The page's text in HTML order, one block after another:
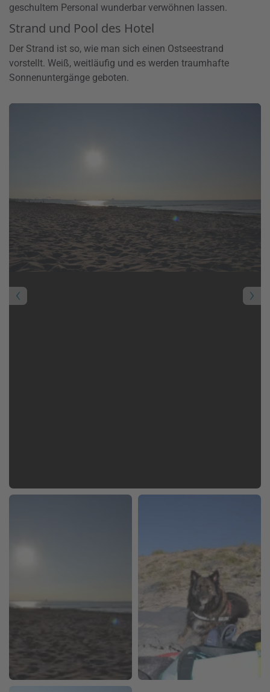
geschultem Personal wunderbar verwöhnen lassen.
Strand und Pool des Hotel
Der Strand ist so, wie man sich einen Ostseestrand
vorstellt. Weiß, weitläufig und es werden traumhafte
Sonnenuntergänge geboten.